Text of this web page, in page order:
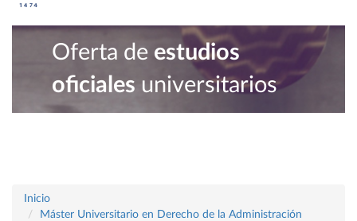
Oferta de estudios
oficiales universitarios
Inicio
Máster Universitario en Derecho de la Administración